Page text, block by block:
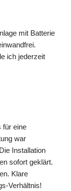
mit Batterie
ich jederzeit
für eine
war
Installation
sofort geklärt.
Klare
Verhältnis!